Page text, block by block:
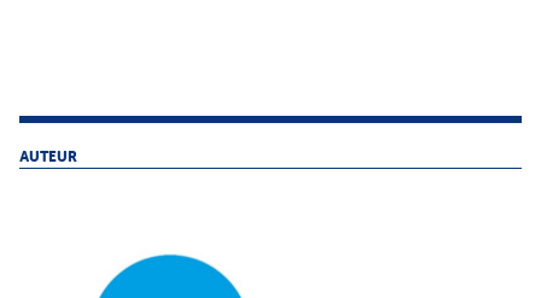
AUTEUR